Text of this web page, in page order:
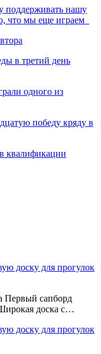
поддерживать нашу
что мы еще играем
в третий день
одного из
победу кряду в
квалификации
доску для прогулок
Первый сапборд
доска с…
доску для прогулок